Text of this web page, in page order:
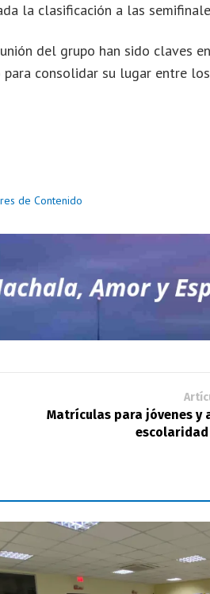
la clasificación a las
del grupo han sido claves
para consolidar su lugar entre
de Contenido
Matrículas para jóvenes y